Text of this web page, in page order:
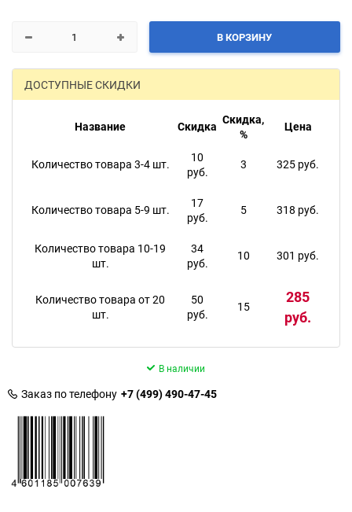
В КОРЗИНУ
ДОСТУПНЫЕ СКИДКИ
Название Скидка Скидка,
%
Цена
Количество товара 3-4 шт.
10
руб.
3 325 руб.
Количество товара 5-9 шт.
17
руб.
5 318 руб.
Количество товара 10-19
шт.
34
руб.
10 301 руб.
Количество товара от 20
шт.
50
руб.
15
285
руб.
В наличии
Заказ по телефону +7 (499) 490-47-45